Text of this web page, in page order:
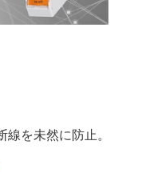
を未然に防止。